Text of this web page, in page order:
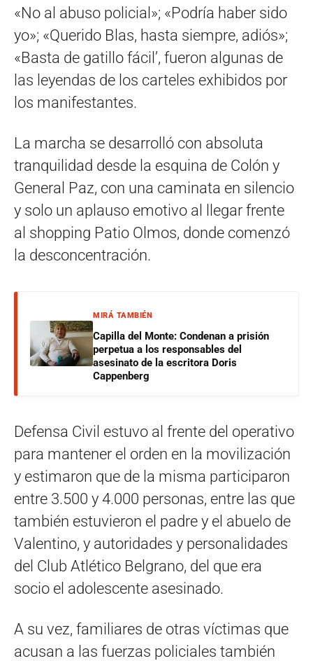
«No al abuso policial»; «Podría haber sido
yo»; «Querido Blas, hasta siempre, adiós»;
«Basta de gatillo fácil’, fueron algunas de
las leyendas de los carteles exhibidos por
los manifestantes.
La marcha se desarrolló con absoluta
tranquilidad desde la esquina de Colón y
General Paz, con una caminata en silencio
y solo un aplauso emotivo al llegar frente
al shopping Patio Olmos, donde comenzó
la desconcentración.
MIRÁ TAMBIÉN
Capilla del Monte: Condenan a prisión
perpetua a los responsables del
asesinato de la escritora Doris
Cappenberg
Defensa Civil estuvo al frente del operativo
para mantener el orden en la movilización
y estimaron que de la misma participaron
entre 3.500 y 4.000 personas, entre las que
también estuvieron el padre y el abuelo de
Valentino, y autoridades y personalidades
del Club Atlético Belgrano, del que era
socio el adolescente asesinado.
A su vez, familiares de otras víctimas que
acusan a las fuerzas policiales también